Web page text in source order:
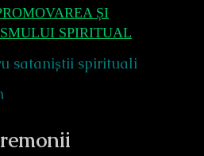
ȘI
SPIRITUAL
sataniștii spirituali